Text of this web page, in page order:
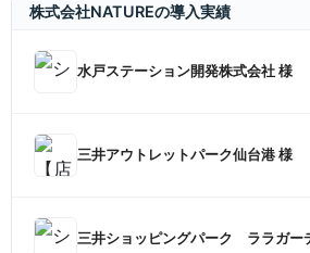
株式会社NATUREの導入実績
水戸ステーション開発株式会社 様
三井アウトレットパーク仙台港 様
三井ショッピングパーク ララガー